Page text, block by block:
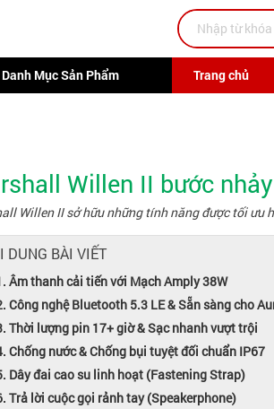
Trang chủ
Danh Mục Sản Phẩm
Willen II bước
Willen II sở hữu những tính năng được tối ưu
DUNG BÀI VIẾT
Âm thanh cải tiến với Mạch Amply 38W
Công nghệ Bluetooth 5.3 LE & Sẵn sàng cho
Thời lượng pin 17+ giờ & Sạc nhanh vượt trội
Chống nước & Chống bụi tuyệt đối chuẩn IP67
Dây đai cao su linh hoạt (Fastening Strap)
Trả lời cuộc gọi rảnh tay (Speakerphone)